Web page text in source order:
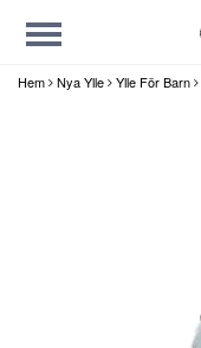
Hem Nya Ylle Ylle För Barn